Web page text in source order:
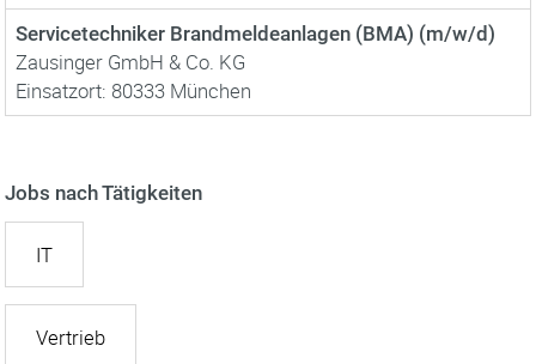
Servicetechniker Brandmeldeanlagen (BMA) (m/w/d)
Zausinger GmbH & Co. KG
Einsatzort: 80333 München
Jobs nach Tätigkeiten
IT
Vertrieb